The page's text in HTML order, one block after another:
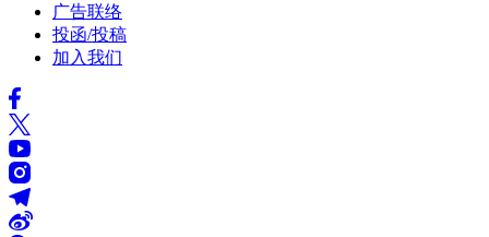
广告联络
投函/投稿
加入我们